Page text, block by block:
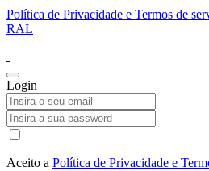
Política de Privacidade e Termos de
RAL
Login
Aceito a Política de Privacidade e